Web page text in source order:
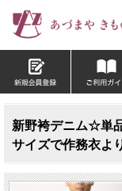
新野袴デニム☆単
サイズで作務衣よ